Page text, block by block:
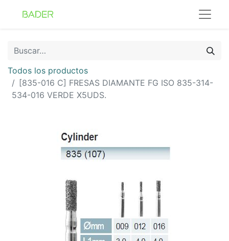
Todos los productos
[835-016 C] FRESAS DIAMANTE FG ISO 835-314-
534-016 VERDE X5UDS.